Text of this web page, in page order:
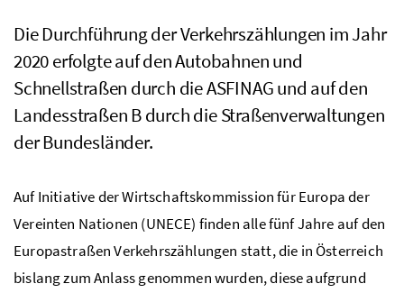
Die Durchführung der Verkehrszählungen im Jahr
2020 erfolgte auf den Autobahnen und
Schnellstraßen durch dieASFINAGund auf den
Landesstraßen B durch die Straßenverwaltungen
der Bundesländer.
Auf Initiative der Wirtschaftskommission für Europa der
Vereinten Nationen (UNECE) finden alle fünf Jahre auf den
Europastraßen Verkehrszählungen statt, die in Österreich
bislang zum Anlass genommen wurden, diese aufgrund